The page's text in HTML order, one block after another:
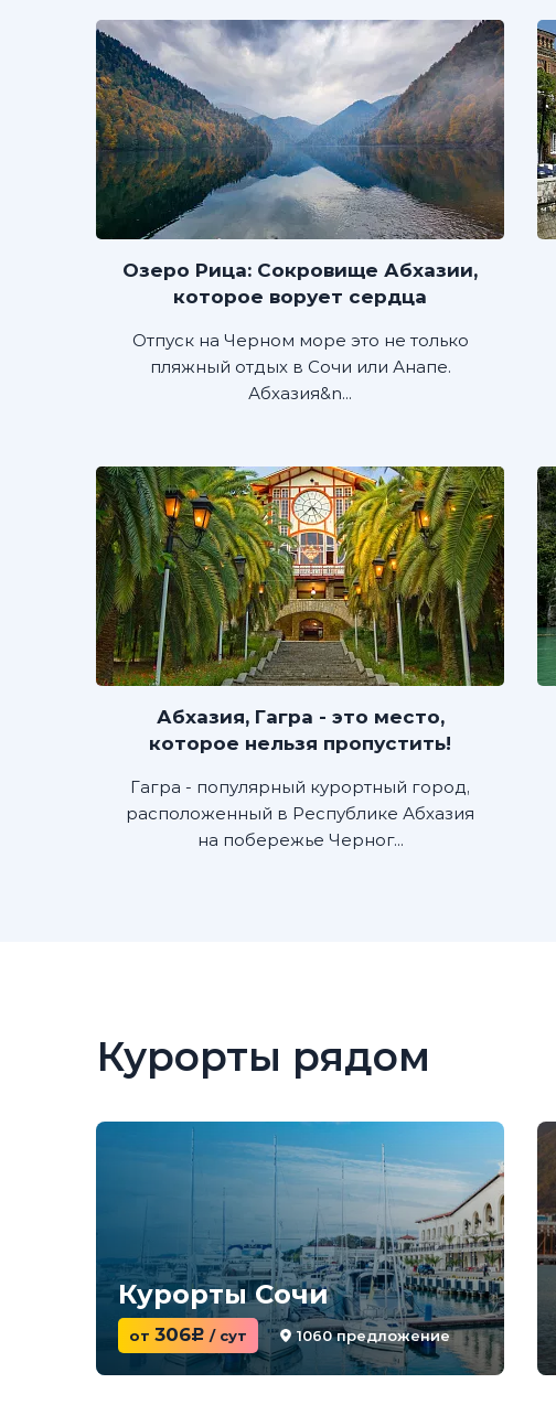
Озеро Рица: Сокровище Абхазии,
которое ворует сердца
Отпуск на Черном море это не только
пляжный отдых в Сочи или Анапе.
Абхазия&n...
Абхазия, Гагра - это место,
которое нельзя пропустить!
Гагра - популярный курортный город,
расположенный в Республике Абхазия
на побережье Черног...
Курорты рядом
Курорты Сочи
от 306c / сут 1060 предложение